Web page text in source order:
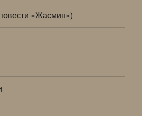
«Жасмин»)